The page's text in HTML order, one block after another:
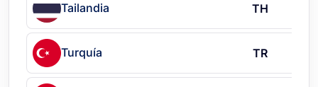
Tailandia TH
Turquía TR